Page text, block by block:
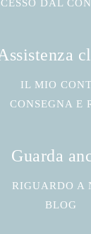
DAL
IL MIO
CONSEGNA E
Guarda
RIGUARDO A
BLOG